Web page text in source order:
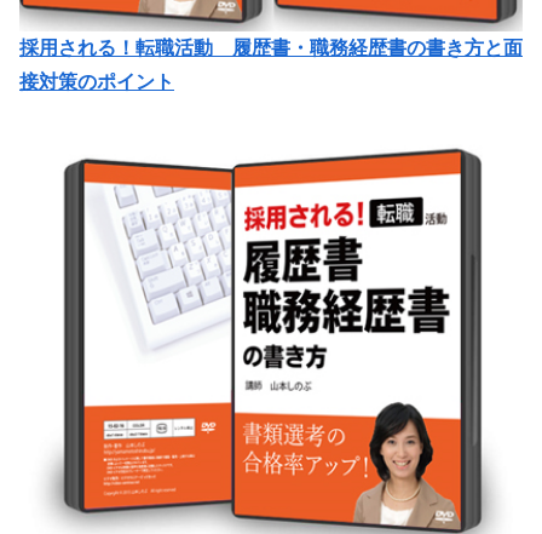
採用される！転職活動 履歴書・職務経歴書の書き方と面
接対策のポイント